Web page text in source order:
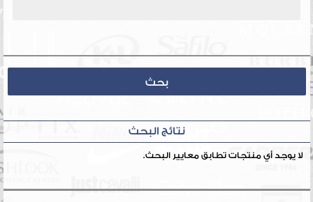
نتائج البحث
لا يوجد أي منتجات تطابق معايير البحث.